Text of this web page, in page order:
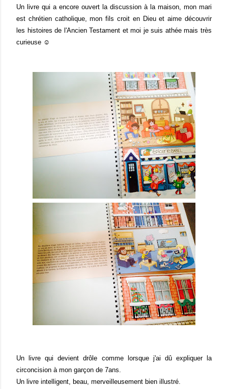
Un livre qui a encore ouvert la discussion à la maison, mon mari
est chrétien catholique, mon fils croit en Dieu et aime découvrir
les histoires de l'Ancien Testament et moi je suis athée mais très
curieuse ☺
Un livre qui devient drôle comme lorsque j'ai dû expliquer la
circoncision à mon garçon de 7ans.
Un livre intelligent, beau, merveilleusement bien illustré.